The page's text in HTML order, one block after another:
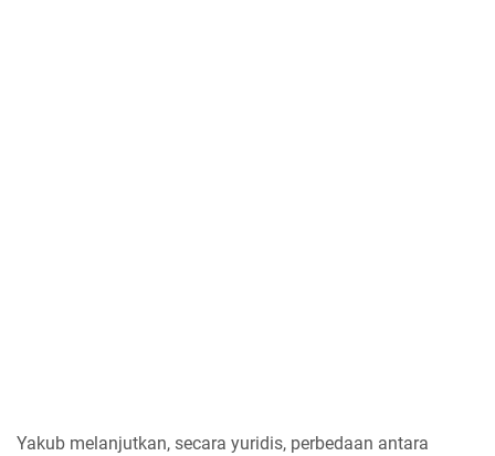
Yakub melanjutkan, secara yuridis, perbedaan antara